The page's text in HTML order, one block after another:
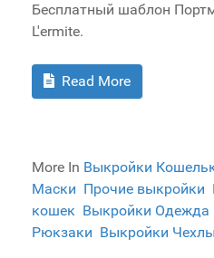
Бесплатный шаблон
L'ermite.
Read More
More In Выкройки
Маски Прочие выкройки
кошек Выкройки Одежда
Рюкзаки Выкройки Чехлы